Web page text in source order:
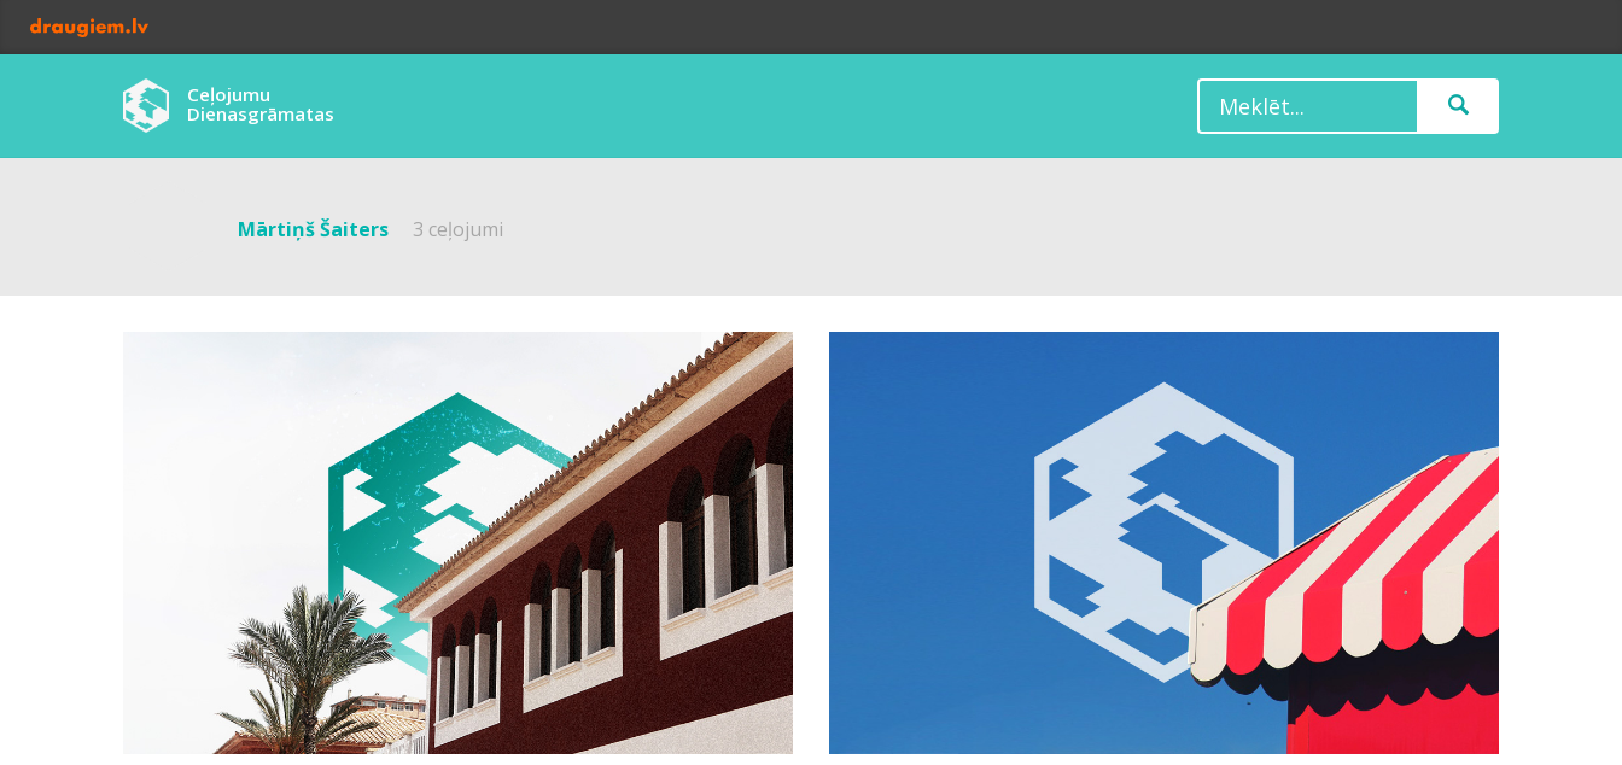
Ceļojumu
Dienasgrāmatas
Mārtiņš Šaiters 3 ceļojumi